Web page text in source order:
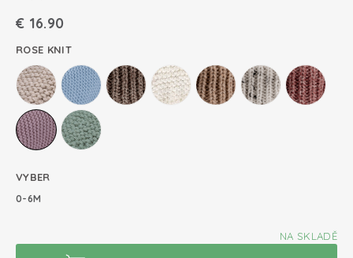
€ 16.90
ROSE KNIT
VYBER
0-6M
NA SKLADĚ